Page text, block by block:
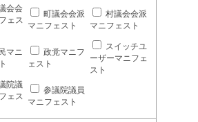
会会
ェス
町議会会派
マニフェスト
村議会会派
マニフェスト
マニ
政党マニフ
ェスト
スイッチユ
ーザーマニフェ
スト
院議
ェス
参議院議員
マニフェスト